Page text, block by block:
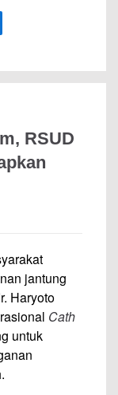
RSUD
jantung
Haryoto
Cath
untuk